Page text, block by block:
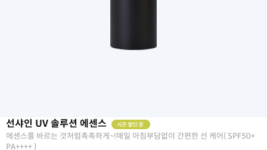
선샤인 UV 솔루션 에센스
에센스를 바르는 것처럼촉촉하게~!매일 아침부담없이 간편한 선 케어( SPF50+
PA++++ )